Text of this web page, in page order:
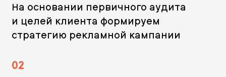
На основании первичного аудита
и целей клиента формируем
стратегию рекламной кампании
02